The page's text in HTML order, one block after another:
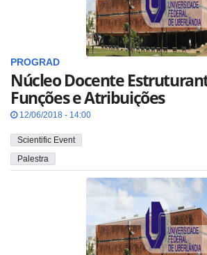
PROGRAD
Núcleo Docente
Funções e Atribuições
12/06/2018 - 14:00
Scientific Event
Palestra